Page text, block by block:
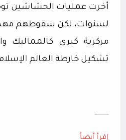
أخرت عمليات الحشاشين
لسنوات، لكن سقوطهم
مركزية كبرى كالمماليك
تشكيل خارطة العالم
ــــــــــــــ
إقرأ أيضاً